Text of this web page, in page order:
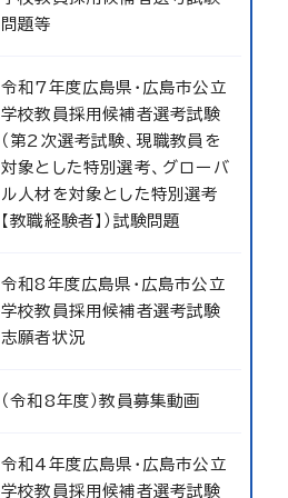
問題等
令和7年度広島県・広島市公立
学校教員採用候補者選考試験
（第2次選考試験、現職教員を
対象とした特別選考、グローバ
ル人材を対象とした特別選考
【教職経験者】）試験問題
令和8年度広島県・広島市公立
学校教員採用候補者選考試験
志願者状況
（令和8年度）教員募集動画
令和4年度広島県・広島市公立
学校教員採用候補者選考試験